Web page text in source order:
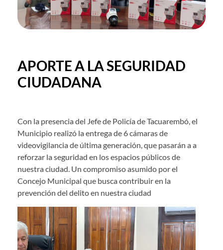
APORTE A LA SEGURIDAD
CIUDADANA
Con la presencia del Jefe de Policía de Tacuarembó, el
Municipio realizó la entrega de 6 cámaras de
videovigilancia de última generación, que pasarán a a
reforzar la seguridad en los espacios públicos de
nuestra ciudad. Un compromiso asumido por el
Concejo Municipal que busca contribuir en la
prevención del delito en nuestra ciudad